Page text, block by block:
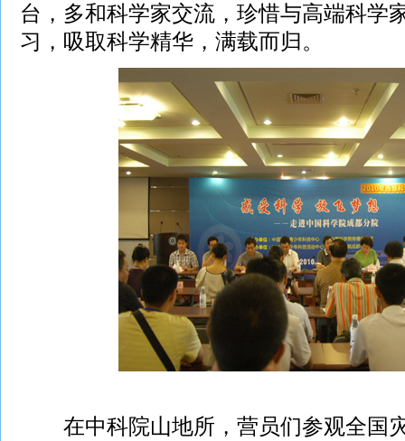
台，多和科学家交流，珍惜与高端科学
习，吸取科学精华，满载而归。
在中科院山地所，营员们参观全国